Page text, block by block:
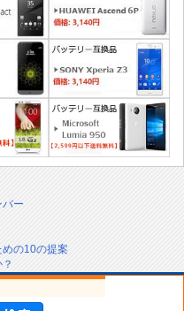
ー
の10の提案